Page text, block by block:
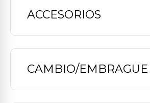
ACCESORIOS
CAMBIO/EMBRAGUE